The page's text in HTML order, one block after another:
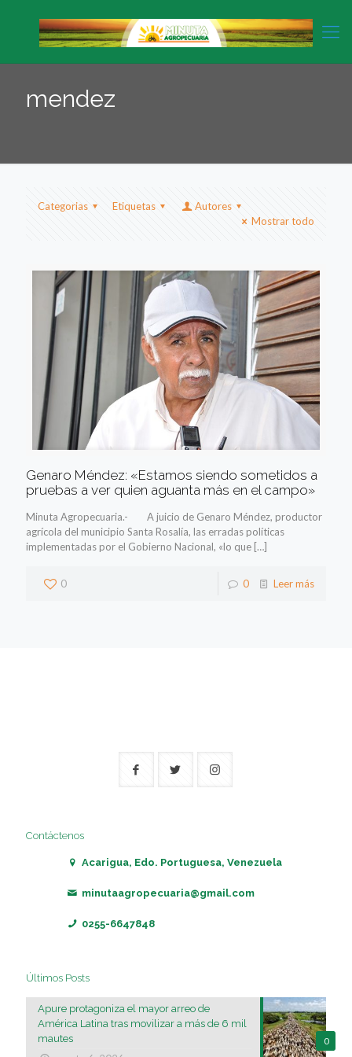
mendez
Categorias Etiquetas
Autores
Mostrar todo
Genaro Méndez: «Estamos siendo sometidos a
pruebas a ver quien aguanta más en el campo»
Minuta Agropecuaria.- A juicio de Genaro Méndez, productor
agrícola del municipio Santa Rosalía, las erradas políticas
implementadas por el Gobierno Nacional, «lo que […]
0 0 Leer más
Contáctenos
Acarigua, Edo. Portuguesa, Venezuela
minutaagropecuaria@gmail.com
0255-6647848
Últimos Posts
0
Apure protagoniza el mayor arreo de
América Latina tras movilizar a más de 6 mil
mautes